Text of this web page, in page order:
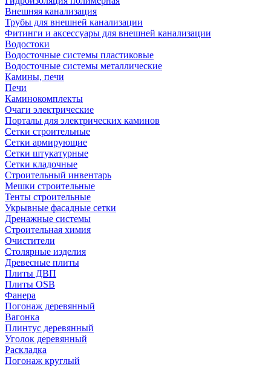
Внешняя канализация
Трубы для внешней канализации
Фитинги и аксессуары для внешней канализации
Водостоки
Водосточные системы пластиковые
Водосточные системы металлические
Камины, печи
Печи
Каминокомплекты
Очаги электрические
Порталы для электрических каминов
Сетки строительные
Сетки армирующие
Сетки штукатурные
Сетки кладочные
Строительный инвентарь
Мешки строительные
Тенты строительные
Укрывные фасадные сетки
Дренажные системы
Строительная химия
Очистители
Столярные изделия
Древесные плиты
Плиты ДВП
Плиты OSB
Фанера
Погонаж деревянный
Вагонка
Плинтус деревянный
Уголок деревянный
Раскладка
Погонаж круглый